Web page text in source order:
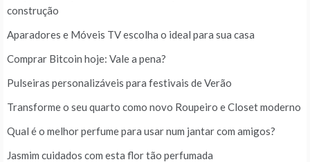
construção
Aparadores e Móveis TV escolha o ideal para sua casa
Comprar Bitcoin hoje: Vale a pena?
Pulseiras personalizáveis para festivais de Verão
Transforme o seu quarto como novo Roupeiro e Closet moderno
Qual é o melhor perfume para usar num jantar com amigos?
Jasmim cuidados com esta flor tão perfumada